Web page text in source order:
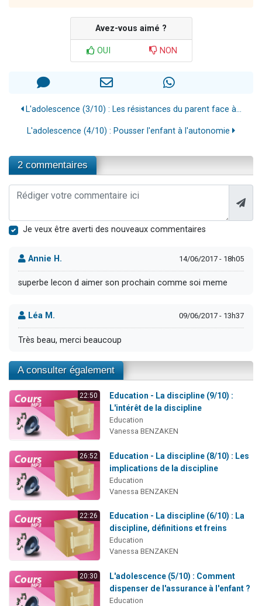
Avez-vous aimé ?
OUI NON
L'adolescence (3/10) : Les résistances du parent face à...
L'adolescence (4/10) : Pousser l'enfant à l'autonomie
2 commentaires
Je veux être averti des nouveaux commentaires
Annie H. 14/06/2017 - 18h05
superbe lecon d aimer son prochain comme soi meme
Léa M. 09/06/2017 - 13h37
Très beau, merci beaucoup
A consulter également
22:50
Education - La discipline (9/10) :
L'intérêt de la discipline
Education
Vanessa BENZAKEN
26:52
Education - La discipline (8/10) : Les
implications de la discipline
Education
Vanessa BENZAKEN
22:26
Education - La discipline (6/10) : La
discipline, définitions et freins
Education
Vanessa BENZAKEN
20:30
L'adolescence (5/10) : Comment
dispenser de l'assurance à l'enfant ?
Education